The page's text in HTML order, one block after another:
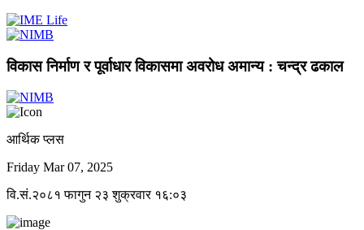
विकास निर्माण र पूर्वाधार विकासमा अवरोध अमान्य : चन्द्र ढकाल
आर्थिक प्लस
Friday Mar 07, 2025
वि.सं.२०८१ फागुन २३ शुक्रवार १६:०३